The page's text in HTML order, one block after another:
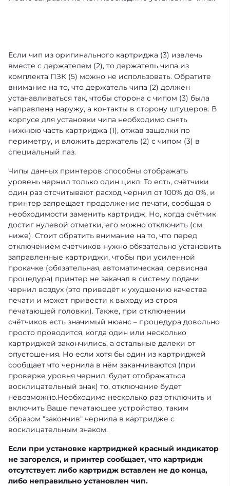
Если чип из оригинального картриджа (3) извлечь
вместе с держателем (2), то держатель чипа из
комплекта ПЗК (5) можно не использовать. Обратите
внимание на то, что держатель чипа (2) должен
устанавливаться так, чтобы сторона с чипом (3) была
направлена наружу, а контакты в сторону штуцеров. В
корпусе для установки чипа необходимо снять
нижнюю часть картриджа (1), отжав защёлки по
периметру, и вложить держатель (2) с чипом (3) в
специальный паз.
Чипы данных принтеров способны отображать
уровень чернил только один цикл. То есть, счётчики
один раз отсчитывают расход чернил от 100% до 0%, и
принтер запрещает продолжение печати, сообщая о
необходимости заменить картридж. Но, когда счётчик
достиг нулевой отметки, его можно отключить (см.
ниже). Стоит обратить внимание на то, что перед
отключением счётчиков нужно обязательно установить
заправленные картриджи, чтобы при усиленной
прокачке (обязательная, автоматическая, сервисная
процедура) принтер не закачал в систему подачи
чернил воздух (это приведёт к ухудшению качества
печати и может привести к выходу из строя
печатающей головки). Также, при отключении
счётчиков есть значимый нюанс – процедура довольно
просто проводится, когда один или несколько
картриджей закончились, а остальные далеки от
опустошения. Но если хотя бы один из картриджей
сообщает что чернила в нём заканчиваются (при
проверке уровня чернил, будет отображаться
восклицательный знак) то, отключение будет
невозможно.Необходимо несколько раз отключить и
включить Ваше печатающее устройство, таким
образом "закончив" чернила в картридже с
восклицательным знаком.
Если при установке картриджей красный индикатор
не загорелся, и принтер сообщает, что картридж
отсутствует: либо картридж вставлен не до конца,
либо неправильно установлен чип.